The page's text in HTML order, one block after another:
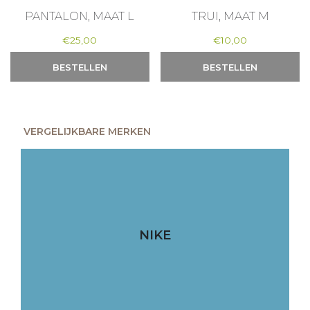
PANTALON, MAAT L
€25,00
BESTELLEN
TRUI, MAAT M
€10,00
BESTELLEN
VERGELIJKBARE MERKEN
NIKE